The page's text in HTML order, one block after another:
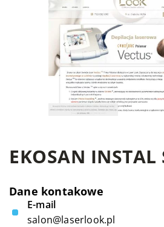
EKOSAN
Dane kontakowe
E-mail
salon@laserlook.pl